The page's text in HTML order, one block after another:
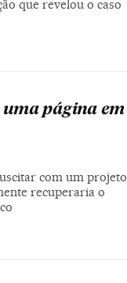
que revelou o caso
página em
com um projeto
recuperaria o